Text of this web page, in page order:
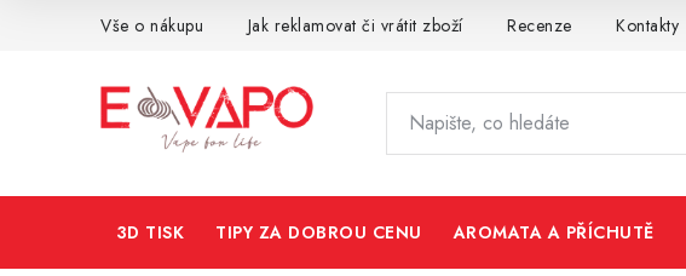
Vše o nákupu Jak reklamovat či vrátit zboží Recenze Kontakty
3D TISK TIPY ZA DOBROU CENU AROMATA A PŘÍCHUTĚ